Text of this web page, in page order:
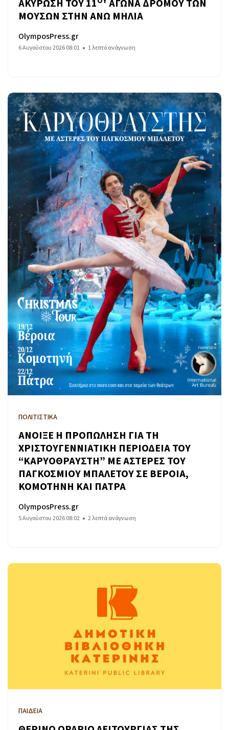
ΑΚΥΡΩΣΗ ΤΟΥ 11
ΑΓΩΝΑ ΔΡΟΜΟΥ ΤΩΝ
ΜΟΥΣΩΝ ΣΤΗΝ ΑΝΩ ΜΗΛΙΑ
OlymposPress.gr
6 Αυγούστου 2026 08:01 1 λεπτό ανάγνωση
ΠΟΛΙΤΙΣΤΙΚΑ
ΑΝΟΙΞΕ Η ΠΡΟΠΩΛΗΣΗ ΓΙΑ ΤΗ
ΧΡΙΣΤΟΥΓΕΝΝΙΑΤΙΚΗ ΠΕΡΙΟΔΕΙΑ ΤΟΥ
“ΚΑΡΥΟΘΡΑΥΣΤΗ” ΜΕ ΑΣΤΕΡΕΣ ΤΟΥ
ΠΑΓΚΟΣΜΙΟΥ ΜΠΑΛΕΤΟΥ ΣΕ ΒΕΡΟΙΑ,
ΚΟΜΟΤΗΝΗ ΚΑΙ ΠΑΤΡΑ
OlymposPress.gr
5 Αυγούστου 2026 08:02 2 λεπτά ανάγνωση
ΠΑΙΔΕΙΑ